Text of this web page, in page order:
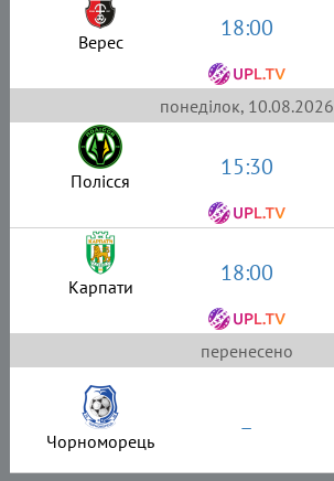
Верес 18:00
понеділок, 10.08.2026
Полісся 15:30
Карпати 18:00
перенесено
Чорноморець –